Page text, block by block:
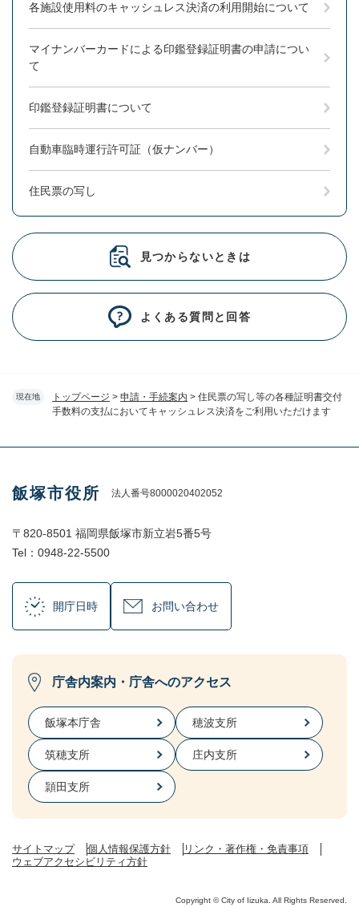
現在地 トップページ > 申請・手続案内 > 住民票の写し等の各種証明書交付
手数料の支払においてキャッシュレス決済をご利用いただけます
各施設使用料のキャッシュレス決済の利用開始について
マイナンバーカードによる印鑑登録証明書の申請につい
て
印鑑登録証明書について
自動車臨時運行許可証（仮ナンバー）
住民票の写し
見つからないときは
よくある質問と回答
飯塚市役所 法人番号8000020402052
〒820-8501 福岡県飯塚市新立岩5番5号
Tel：0948-22-5500
開庁日時 お問い合わせ
庁舎内案内・庁舎へのアクセス
飯塚本庁舎 穂波支所
筑穂支所 庄内支所
頴田支所
サイトマップ 個人情報保護方針
リンク・著作権・免責事項
ウェブアクセシビリティ方針
Copyright © City of Iizuka. All Rights Reserved.